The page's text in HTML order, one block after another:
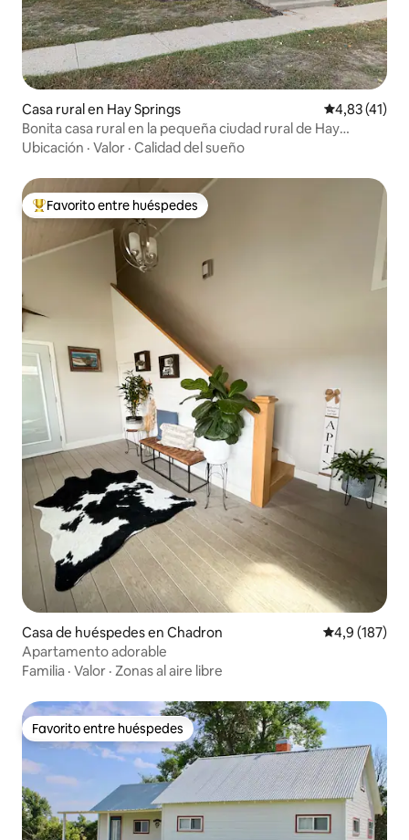
Casa rural en Hay Springs Calificación
4,83 (41)
Bonita casa rural en la pequeña ciudad rural de Hay
Springs
Ubicación · Valor · Calidad del sueño
Favorito entre los huéspedes más destacados
Favorito entre huéspedes
Casa de huéspedes en Chadron Calificación
4,9 (187)
Apartamento adorable
Familia · Valor · Zonas al aire libre
Favorito entre huéspedes
Favorito entre huéspedes